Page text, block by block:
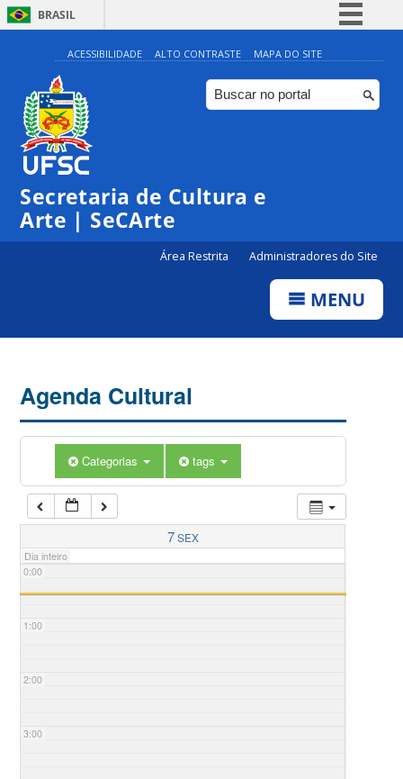
BRASIL
Simplifique!
Comunica BR
Participe
ACESSIBILIDADE ALTO CONTRASTE MAPA DO SITE
Secretaria de Cultura e
Arte | SeCArte
Área Restrita Administradores do Site
MENU
Agenda Cultural
Categorias tags
7SEX
Dia inteiro
0:00
1:00
2:00
3:00